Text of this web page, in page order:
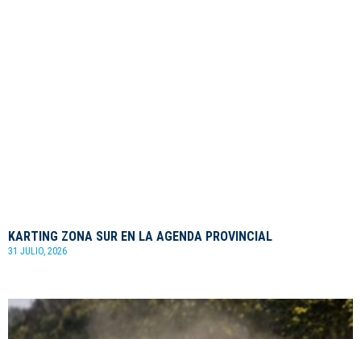
KARTING ZONA SUR EN LA AGENDA PROVINCIAL
31 JULIO, 2026